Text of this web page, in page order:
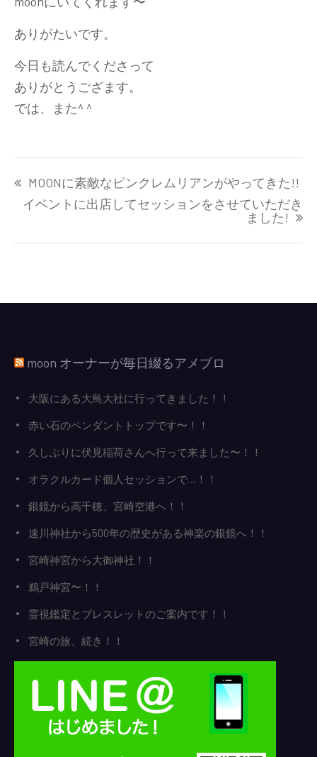
ありがたいです。
今日も読んでくださって
ありがとうござます。
では、また^ ^
稿
ナ
ゲ
MOONに素敵なピンクレムリアンがやってきた!!
イベントに出店してセッションをさせていただき
ました!
moon オーナーが毎日綴るアメブロ
大阪にある大鳥大社に行ってきました！！
赤い石のペンダントトップです〜！！
久しぶりに伏見稲荷さんへ行って来ました〜！！
オラクルカード個人セッションで…！！
銀鏡から高千穂、宮崎空港へ！！
速川神社から500年の歴史がある神楽の銀鏡へ！！
宮崎神宮から大御神社！！
鵜戸神宮〜！！
霊視鑑定とブレスレットのご案内です！！
宮崎の旅、続き！！